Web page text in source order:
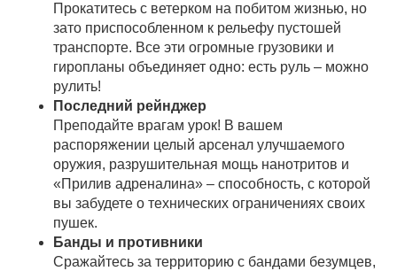
Прокатитесь с ветерком на побитом жизнью, но
зато приспособленном к рельефу пустошей
транспорте. Все эти огромные грузовики и
гиропланы объединяет одно: есть руль – можно
рулить!
Последний рейнджер
Преподайте врагам урок! В вашем
распоряжении целый арсенал улучшаемого
оружия, разрушительная мощь нанотритов и
«Прилив адреналина» – способность, с которой
вы забудете о технических ограничениях своих
пушек.
Банды и противники
Сражайтесь за территорию с бандами безумцев,